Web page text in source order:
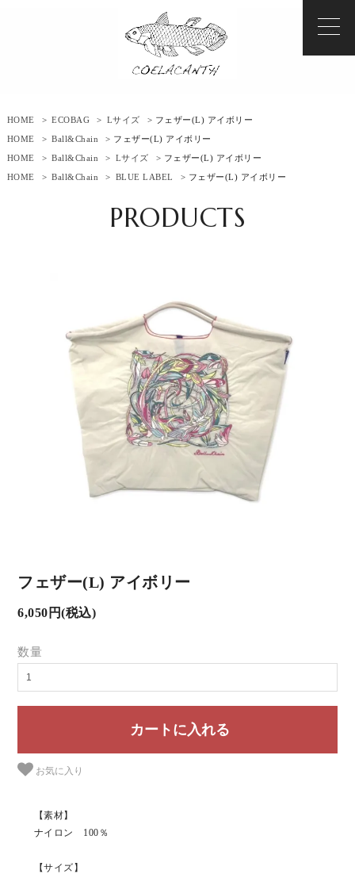
HOME > ECOBAG > Lサイズ
> フェザー(L) アイボリー
HOME
> Ball&Chain
> フェザー(L) アイボリー
HOME
> Ball&Chain > Lサイズ
> フェザー(L) アイボリー
HOME
> Ball&Chain > BLUE LABEL > フェザー(L) アイボリー
PRODUCTS
フェザー(L) アイボリー
6,050円(税込)
数量
お気に入り
【素材】
ナイロン 100％
【サイズ】